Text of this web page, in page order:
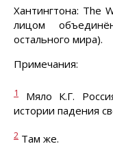
Хантингтона: The
лицом
остального мира).
Примечания:
1
Мяло К.Г.
истории падения
2 Там же.